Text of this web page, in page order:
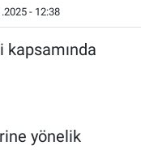
- 12:38
kapsamında
yönelik